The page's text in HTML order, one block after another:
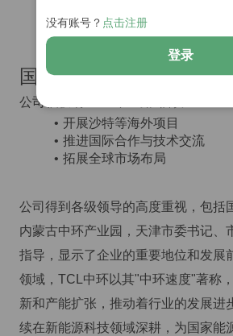
定期进行预算公开，保持经营
国际化布局
公司积极响应"一带一路"倡议：
开展沙特等海外项目
推进国际合作与技术交流
拓展全球市场布局
公司得到各级领导的高度重视，包括
内蒙古中环产业园，天津市委书记、
指导，显示了企业的重要地位和发展
领域，TCL中环以其"中环速度"著称
新和产能扩张，推动着行业的发展进
续在新能源科技领域深耕，为国家能
没有账号？ 点击注册
登录